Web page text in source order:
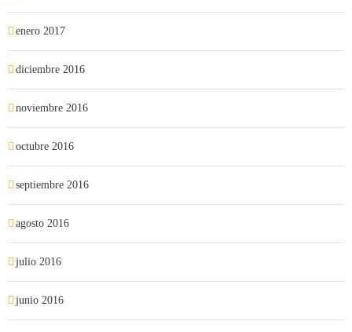
enero 2017
diciembre 2016
noviembre 2016
octubre 2016
septiembre 2016
agosto 2016
julio 2016
junio 2016